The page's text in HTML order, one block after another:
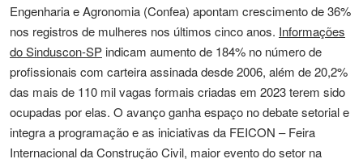
Engenharia e Agronomia (Confea) apontam crescimento de 36%
nos registros de mulheres nos últimos cinco anos. Informações
do Sinduscon-SP indicam aumento de 184% no número de
profissionais com carteira assinada desde 2006, além de 20,2%
das mais de 110 mil vagas formais criadas em 2023 terem sido
ocupadas por elas. O avanço ganha espaço no debate setorial e
integra a programação e as iniciativas da FEICON – Feira
Internacional da Construção Civil, maior evento do setor na